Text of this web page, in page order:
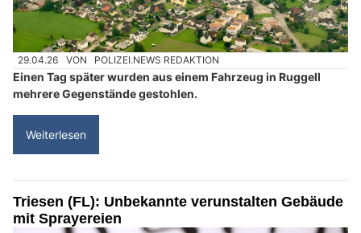
29.04.26 VON POLIZEI.NEWS REDAKTION
Einen Tag später wurden aus einem Fahrzeug in Ruggell
mehrere Gegenstände gestohlen.
Weiterlesen
Triesen (FL): Unbekannte verunstalten Gebäude
mit Sprayereien